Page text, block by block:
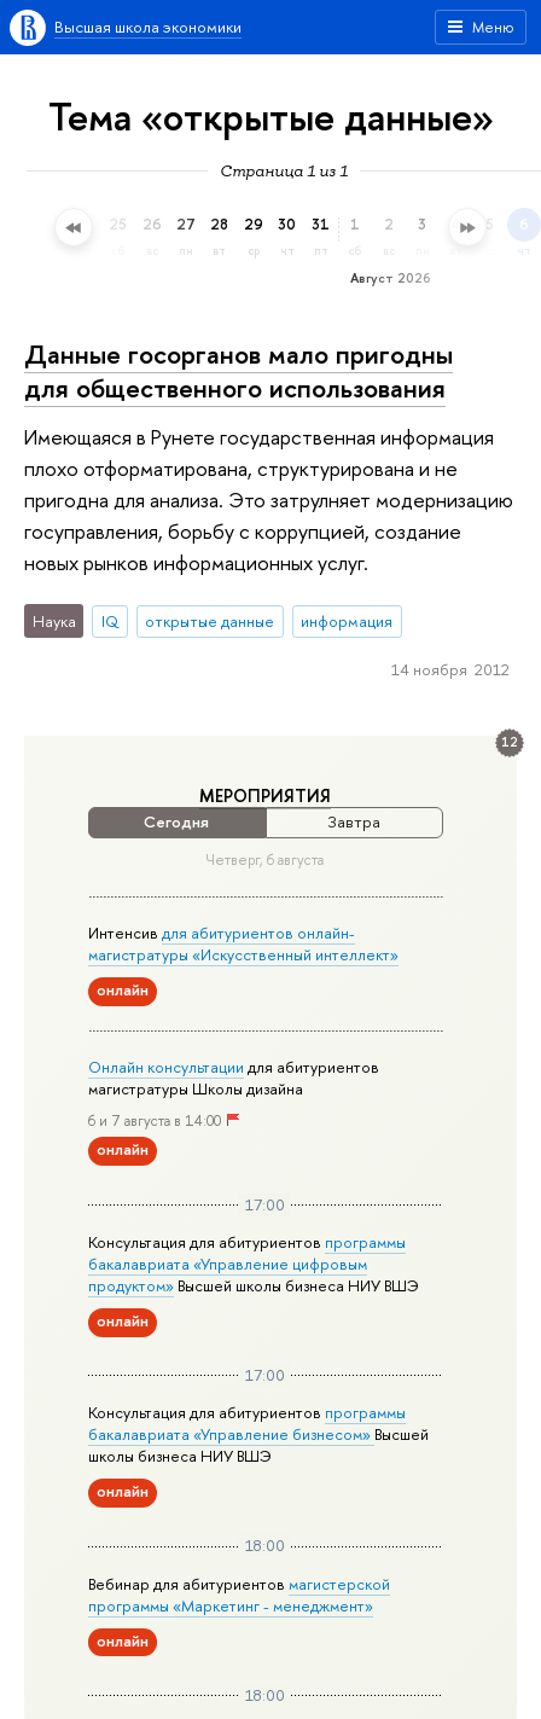
Меню
Высшая школа экономики
Тема «oткрытые данные»
Страница 1 из 1
24 25 26 27
пн
28
вт
29
ср
30
чт
31
пт
Август 2026
1
сб
2 3 4 5 6
чт
12
МЕРОПРИЯТИЯ
Сегодня Завтра
Четверг, 6 августа
Интенсивдля абитуриентов онлайн-
магистратуры «Искусственный интеллект»
онлайн
Онлайн консультации для абитуриентов
магистратуры Школы дизайна
6 и 7 августа в 14:00
онлайн
17:00
Консультация для абитуриентов программы
бакалавриата «Управление цифровым
продуктом» Высшей школы бизнеса НИУ ВШЭ
онлайн
17:00
Консультация для абитуриентов программы
бакалавриата «Управление бизнесом» Высшей
школы бизнеса НИУ ВШЭ
онлайн
18:00
Вебинар для абитуриентов магистерской
программы «Маркетинг - менеджмент»
онлайн
18:00
Данные госорганов мало пригодны
для общественного использования
Имеющаяся в Рунете государственная информация
плохо отформатирована, структурирована и не
пригодна для анализа. Это затрулняет модернизацию
госуправления, борьбу с коррупцией, создание
новых рынков информационных услуг.
Наука IQ oткрытые данные информация
14 ноября 2012